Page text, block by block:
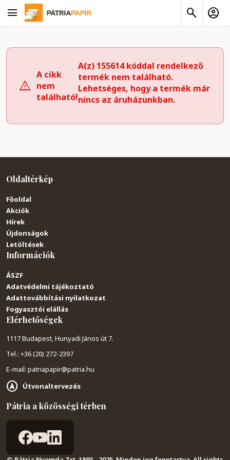
A cikk
nem
található!
A(z) 155614 kóddal rendelkező
termék nem található.
Lehetséges, hogy a termék már
nincs az áruházunkban.
Oldaltérkép
Főoldal
Akciók
Hírek
Újdonságok
Letöltések
Információk
ÁSZF
Adatvédelmi tájékoztató
Adattovábbítási nyilatkozat
Fogyasztói elállás
Elérhetőségek
1117 Budapest, Hunyadi János út 7.
Tel.: +36 (20) 272-2397
E-mail: patriapapir@patria.hu
Útvonaltervezés
Pátria a közösségi térben